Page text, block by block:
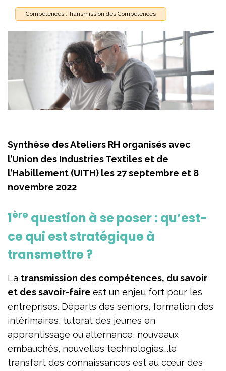
Compétences : Transmission des Compétences
Synthèse des Ateliers RH organisés avec
l’Union des Industries Textiles et de
l’Habillement (UITH) les 27 septembre et 8
novembre 2022
1ère question à se poser : qu’est-
ce qui est stratégique à
transmettre ?
La transmission des compétences, du savoir
et des savoir-faire est un enjeu fort pour les
entreprises. Départs des seniors, formation des
intérimaires, tutorat des jeunes en
apprentissage ou alternance, nouveaux
embauchés, nouvelles technologies….le
transfert des connaissances est au cœur des